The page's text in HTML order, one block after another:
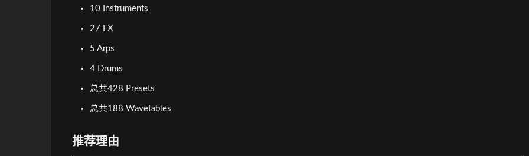
10 Instruments
27 FX
5 Arps
4 Drums
总共428 Presets
总共188 Wavetables
推荐理由